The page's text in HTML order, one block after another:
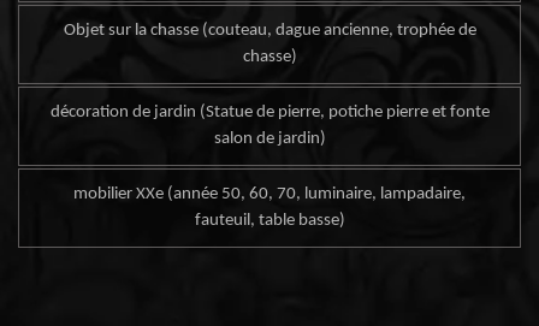
Objet sur la chasse (couteau, dague ancienne, trophée de
chasse)
décoration de jardin (Statue de pierre, potiche pierre et fonte
salon de jardin)
mobilier XXe (année 50, 60, 70, luminaire, lampadaire,
fauteuil, table basse)